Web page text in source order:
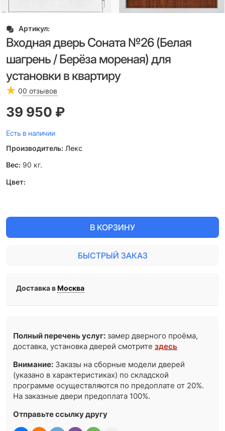
Артикул:
Входная дверь Соната №26 (Белая
шагрень / Берёза мореная) для
установки в квартиру
00 отзывов
39 950 ₽
Есть в наличии
Производитель: Лекс
Вес: 90 кг.
Цвет:
В КОРЗИНУ
БЫСТРЫЙ ЗАКАЗ
Доставка вМосква
Полный перечень услуг: замер дверного проёма,
доставка, установка дверей смотритездесь
Внимание: Заказы на сборные модели дверей
(указано в характеристиках) по складской
программе осуществляются по предоплате от 20%.
На заказные двери предоплата 100%.
Отправьте ссылку другу